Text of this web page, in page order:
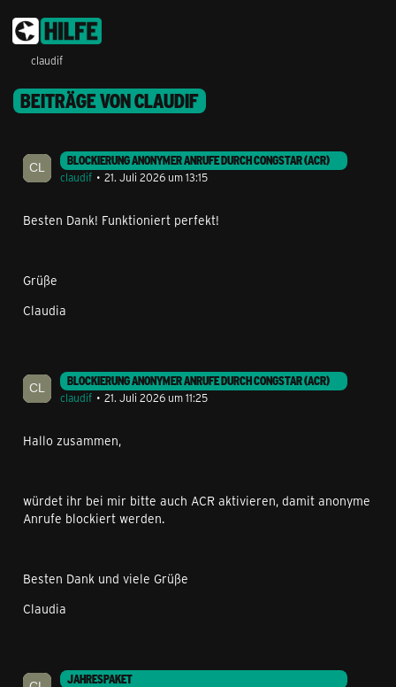
claudif
BEITRÄGE VON CLAUDIF
BLOCKIERUNG ANONYMER ANRUFE DURCH CONGSTAR (ACR)
claudif
21. Juli 2026 um 13:15
Besten Dank! Funktioniert perfekt!
Grüße
Claudia
BLOCKIERUNG ANONYMER ANRUFE DURCH CONGSTAR (ACR)
claudif
21. Juli 2026 um 11:25
Hallo zusammen,
würdet ihr bei mir bitte auch ACR aktivieren, damit anonyme
Anrufe blockiert werden.
Besten Dank und viele Grüße
Claudia
JAHRESPAKET